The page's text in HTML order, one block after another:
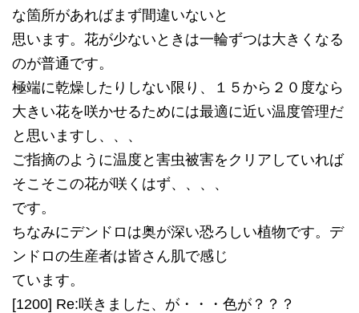
な箇所があればまず間違いないと
思います。花が少ないときは一輪ずつは大きくなる
のが普通です。
極端に乾燥したりしない限り、１５から２０度なら
大きい花を咲かせるためには最適に近い温度管理だ
と思いますし、、、
ご指摘のように温度と害虫被害をクリアしていれば
そこそこの花が咲くはず、、、、
です。
ちなみにデンドロは奥が深い恐ろしい植物です。デ
ンドロの生産者は皆さん肌で感じ
ています。
[1200] Re:咲きました、が・・・色が？？？